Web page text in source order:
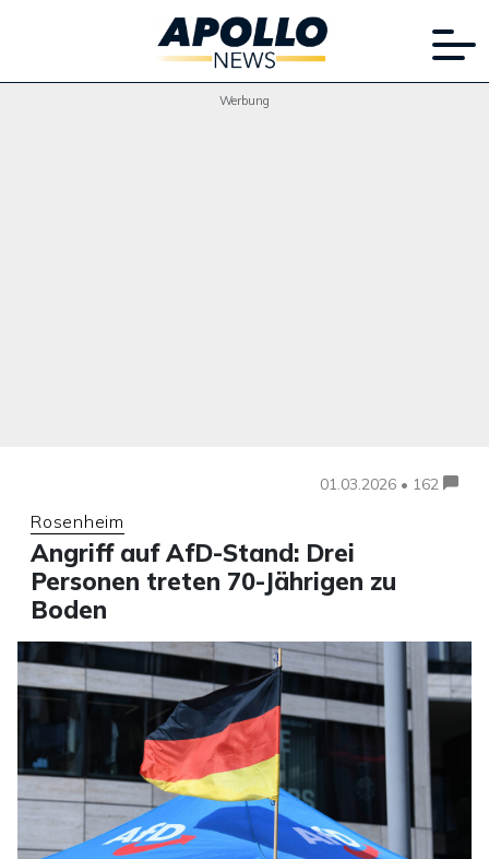
Werbung
01.03.2026 • 162
Rosenheim
Angriff auf AfD-Stand: Drei
Personen treten 70-Jährigen zu
Boden